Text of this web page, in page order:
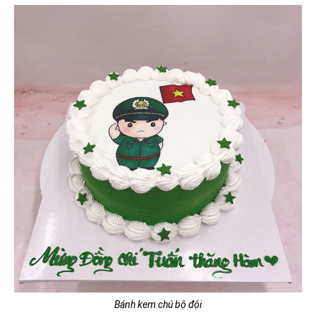
Bánh kem chú bộ đội